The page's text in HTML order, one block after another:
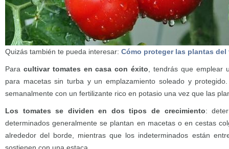
Quizás también te pueda interesar: Cómo proteger las plantas
Para cultivar tomates en casa con éxito , tendrás que emplear
para macetas sin turba y un emplazamiento soleado y
semanalmente con un fertilizante rico en potasio una vez que las
Los tomates se dividen en dos tipos de crecimiento:
determinados generalmente se plantan en macetas o en cestas
alrededor del borde, mientras que los indeterminados están